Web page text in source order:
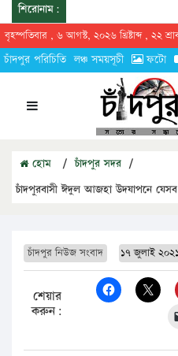
শিরোনাম:
বৃহস্পতিবার , ৬ আগস্ট, ২০২৬ খ্রিষ্টাব্দ , ২২
চাঁদপুর পরিচিতি লঞ্চ সময়সূচী ফটো
হোম / চাঁদপুর সদর /
চাঁদপুরবাসী ঈদুল আজহা উদযাপনে যেসব
চাঁদপুর নিউজ সংবাদ ১৭ জুলাই
শেয়ার
করুন: